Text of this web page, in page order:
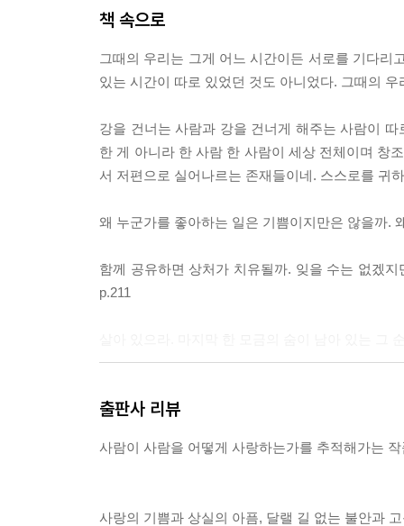
책 속으로
그때의 우리는 그게 어느 시간이든 서로를 기다리
있는 시간이 따로 있었던 것도 아니었다. 그때의
강을 건너는 사람과 강을 건너게 해주는 사람이
한 게 아니라 한 사람 한 사람이 세상 전체이며 창
서 저편으로 실어나르는 존재들이네. 스스로를 귀
왜 누군가를 좋아하는 일은 기쁨이지만은 않을까.
함께 공유하면 상처가 치유될까. 잊을 수는 없겠
p.211
기 헤아리게 된 그때의 마음들, 앞으로 다가오는
--- p.366
출판사 리뷰
사람이 사람을 어떻게 사랑하는가를 추적해가는
사랑의 기쁨과 상실의 아픔, 달랠 길 없는 불안과